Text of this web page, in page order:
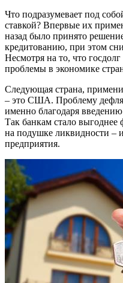
Что подразумевает под
ставкой? Впервые их
назад было принято
кредитованию, при этом
Несмотря на то, что
проблемы в экономике
Следующая страна,
– это США. Проблему
именно благодаря
Так банкам стало выгоднее
на подушке ликвидности –
предприятия.